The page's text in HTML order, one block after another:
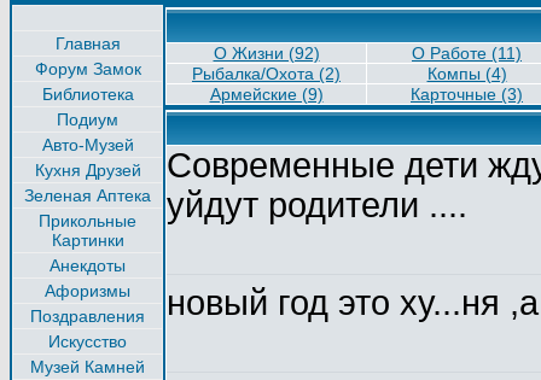
Главная
Форум Замок
Библиотека
Подиум
Авто-Музей
Кухня Друзей
Зеленая Аптека
Прикольные
Картинки
Анекдоты
Афоризмы
Поздравления
Искусство
Музей Камней
О Жизни (92)
О Работе (11)
Рыбалка/Охота (2)
Компы (4)
Армейские (9)
Карточные (3)
Современные дети
уйдут родители ....
новый год это ху...ня